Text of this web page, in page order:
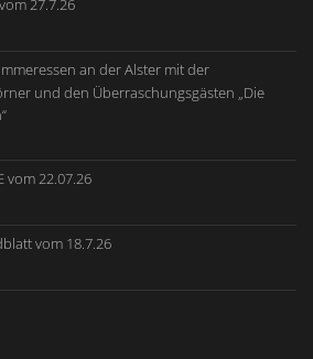
27.7.26
an der Alster mit der
und den Überraschungsgästen „Die
vom 22.07.26
vom 18.7.26